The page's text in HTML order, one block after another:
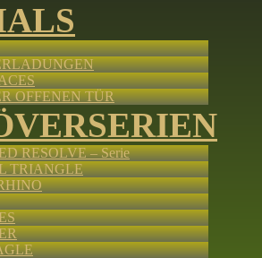
OFFENEN TÜR
RESOLVE – Serie
TRIANGLE